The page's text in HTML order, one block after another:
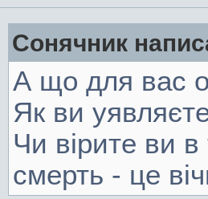
Сонячник
А що для вас
Як ви
Чи вірите ви
смерть - це